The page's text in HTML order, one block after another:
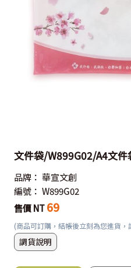
文件袋/W899G02/A4文件
品牌： 華宣文創
編號： W899G02
售價 NT 69
(商品可訂購，結帳後立刻為您進貨，
調貨說明